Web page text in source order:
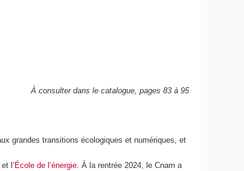
À consulter dans le catalogue, pages 83 à 95
grandes transitions écologiques et numériques, et
et l’ École de l’énergie . À la rentrée 2024, le Cnam a